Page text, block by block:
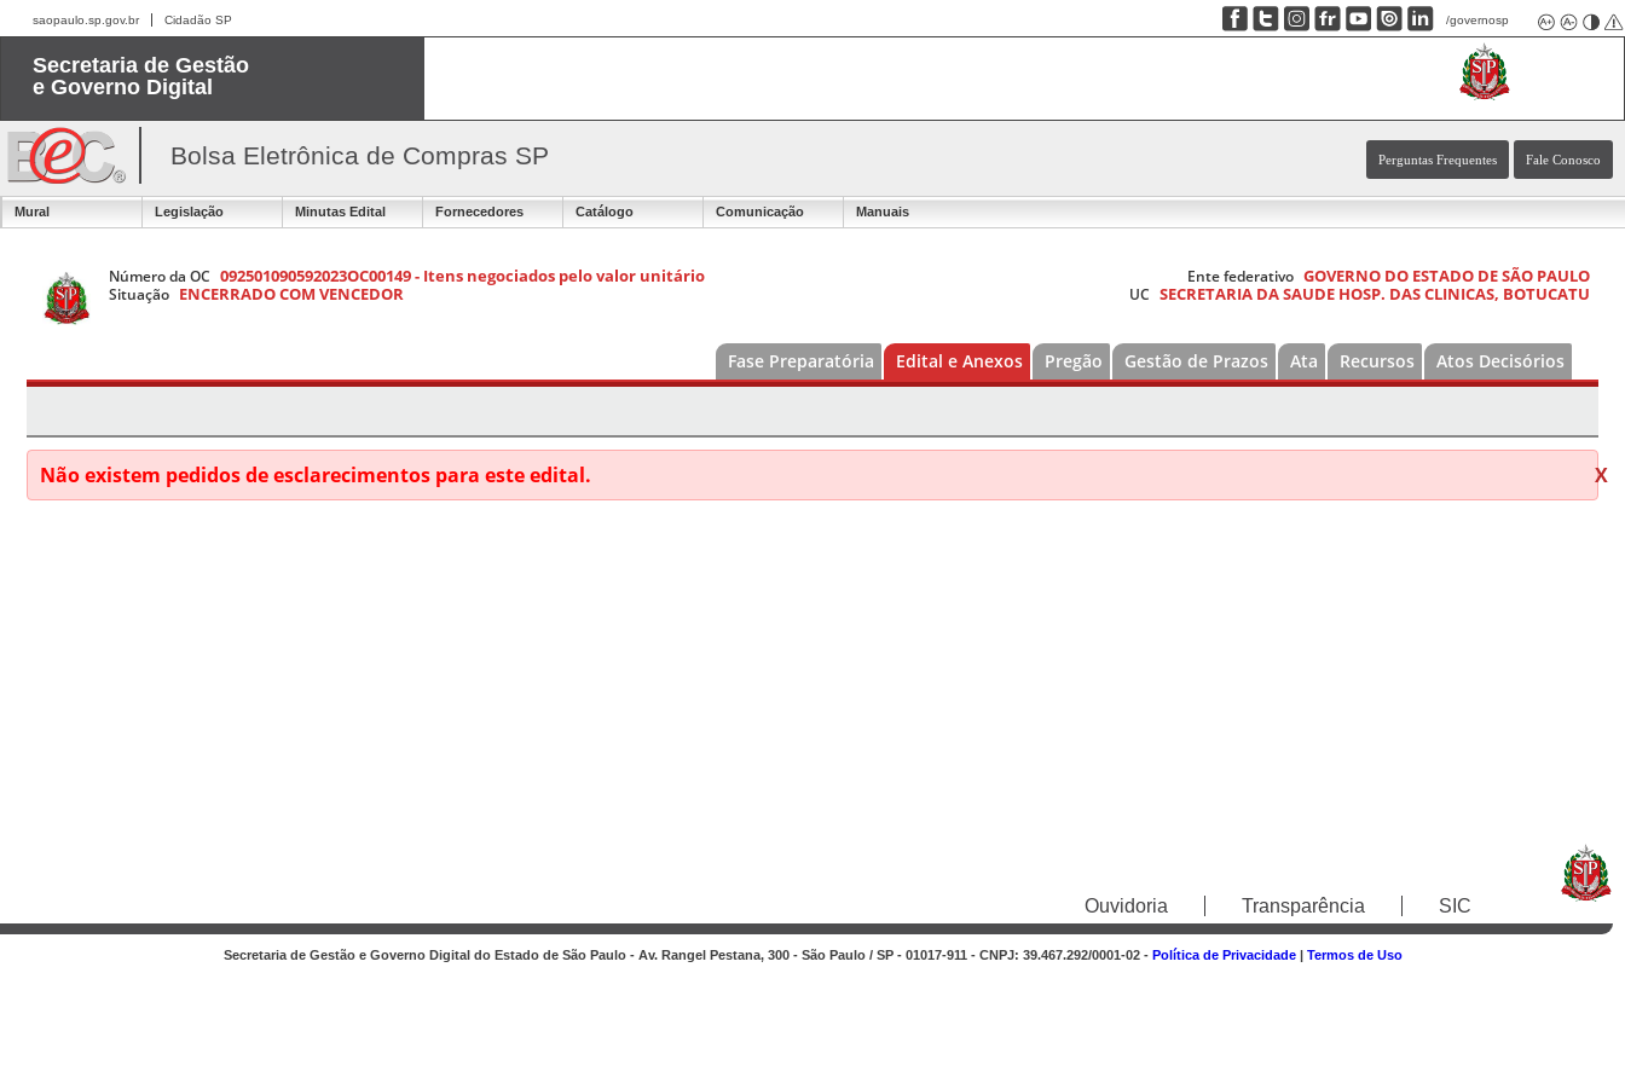
saopaulo.sp.gov.br Cidadão SP /governosp
Secretaria de Gestão
e Governo Digital
Bolsa Eletrônica de Compras SP Perguntas Frequentes Fale Conosco
Mural Legislação Minutas Edital Fornecedores Catálogo Comunicação Manuais
Número da OC 092501090592023OC00149 - Itens negociados pelo valor unitário
Situação ENCERRADO COM VENCEDOR
Ente federativo GOVERNO DO ESTADO DE SÃO PAULO
UC SECRETARIA DA SAUDE HOSP. DAS CLINICAS, BOTUCATU
Fase Preparatória Edital e Anexos Pregão Gestão de Prazos Ata Recursos Atos Decisórios
Não existem pedidos de esclarecimentos para este edital. X
Ouvidoria Transparência SIC
Secretaria de Gestão e Governo Digital do Estado de São Paulo - Av. Rangel Pestana, 300 - São Paulo / SP - 01017-911 - CNPJ: 39.467.292/0001-02 - Política de Privacidade| Termos de Uso